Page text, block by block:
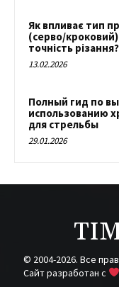
Як впливає тип
(серво/
точність різання?
13.02.2026
Полный гид по
использованию
для стрельбы
29.01.2026
© 2004-2026. Все
Cайт разработан с